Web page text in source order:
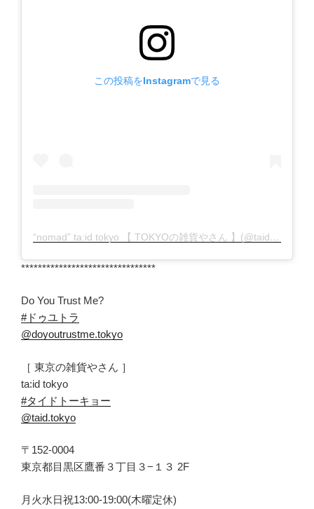
この投稿をInstagramで見る
“nomad” ta:id tokyo 【 TOKYOの雑貨やさん 】(@taid.tokyo)がシェアした投稿
********************************
Do You Trust Me?
#ドゥユトラ
@doyoutrustme.tokyo
［ 東京の雑貨やさん ］
ta:id tokyo
#タイドトーキョー
@taid.tokyo
〒152-0004
東京都目黒区鷹番３丁目３−１３ 2F
月火水日祝13:00-19:00(木曜定休)